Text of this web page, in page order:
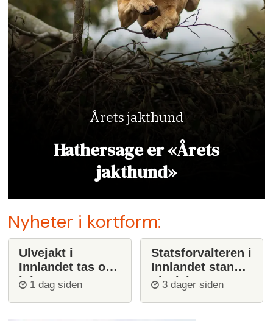
Årets jakthund
Hathersage er «Årets
jakthund»
Nyheter i kortform:
Ulvejakt i
Innlandet tas opp
igjen
1 dag siden
Statsforvalteren i
Innlandet stanser
ulvejakt
3 dager siden